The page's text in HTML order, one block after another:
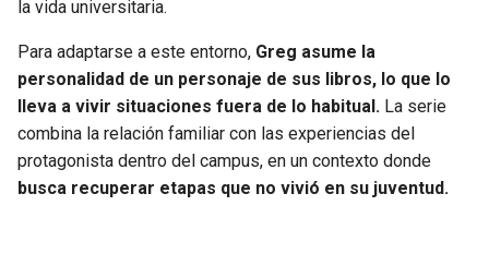
la vida universitaria.
Para adaptarse a este entorno, Greg asume la
personalidad de un personaje de sus libros, lo que lo
lleva a vivir situaciones fuera de lo habitual. La serie
combina la relación familiar con las experiencias del
protagonista dentro del campus, en un contexto donde
busca recuperar etapas que no vivió en su juventud.